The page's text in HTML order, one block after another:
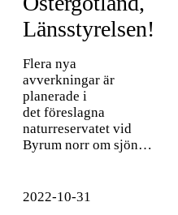
Länsstyrelsen!
Flera nya
avverkningar är
planerade i
det föreslagna
naturreservatet vid
Byrum norr om sjön…
2022-10-31